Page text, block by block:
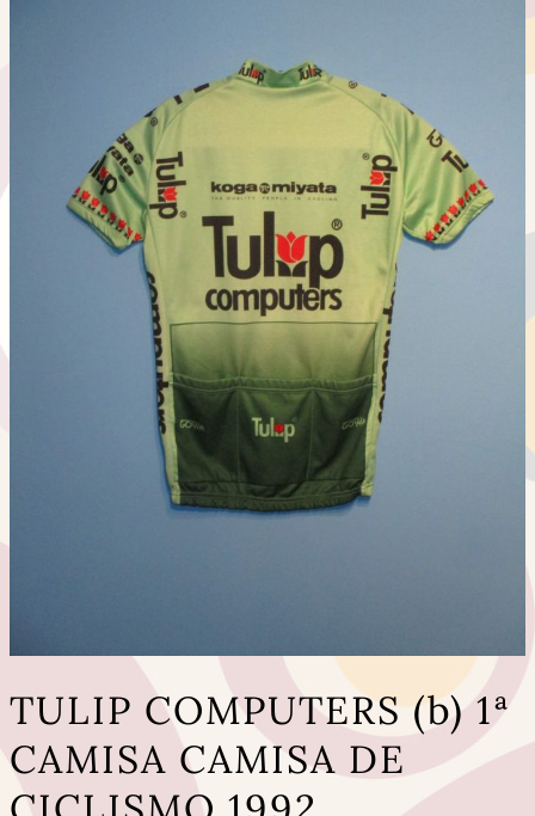
TULIP COMPUTERS (b) 1ª
CAMISA CAMISA DE